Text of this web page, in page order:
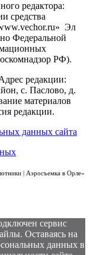
редактора:
средства
Эл
Федеральной
РФ).
редакции:
с. Паслово, д.
материалов
редакции.
данных сайта
| Аэросъемка в Орле»
сервис
Оставаясь на
данных в